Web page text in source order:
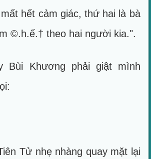
hết cảm giác, thứ hai là bà
©.h.ế.† theo hai người kia.".
Bùi Khương phải giật mình
Tử nhẹ nhàng quay mặt lại